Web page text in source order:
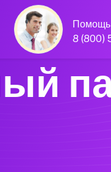
Помощь
8 (800)